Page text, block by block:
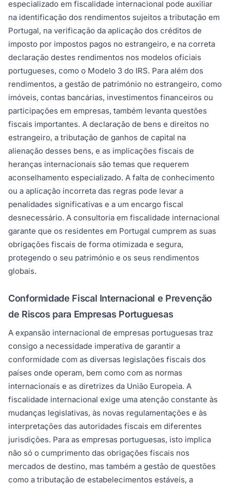
especializado em fiscalidade internacional pode auxiliar
na identificação dos rendimentos sujeitos a tributação em
Portugal, na verificação da aplicação dos créditos de
imposto por impostos pagos no estrangeiro, e na correta
declaração destes rendimentos nos modelos oficiais
portugueses, como o Modelo 3 do IRS. Para além dos
rendimentos, a gestão de património no estrangeiro, como
imóveis, contas bancárias, investimentos financeiros ou
participações em empresas, também levanta questões
fiscais importantes. A declaração de bens e direitos no
estrangeiro, a tributação de ganhos de capital na
alienação desses bens, e as implicações fiscais de
heranças internacionais são temas que requerem
aconselhamento especializado. A falta de conhecimento
ou a aplicação incorreta das regras pode levar a
penalidades significativas e a um encargo fiscal
desnecessário. A consultoria em fiscalidade internacional
garante que os residentes em Portugal cumprem as suas
obrigações fiscais de forma otimizada e segura,
protegendo o seu património e os seus rendimentos
globais.
Conformidade Fiscal Internacional e Prevenção
de Riscos para Empresas Portuguesas
A expansão internacional de empresas portuguesas traz
consigo a necessidade imperativa de garantir a
conformidade com as diversas legislações fiscais dos
países onde operam, bem como com as normas
internacionais e as diretrizes da União Europeia. A
fiscalidade internacional exige uma atenção constante às
mudanças legislativas, às novas regulamentações e às
interpretações das autoridades fiscais em diferentes
jurisdições. Para as empresas portuguesas, isto implica
não só o cumprimento das obrigações fiscais nos
mercados de destino, mas também a gestão de questões
como a tributação de estabelecimentos estáveis, a